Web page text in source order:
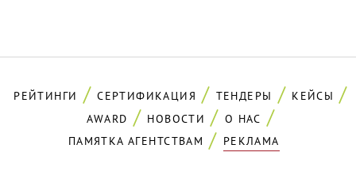
РЕЙТИНГИ СЕРТИФИКАЦИЯ ТЕНДЕРЫ
КЕЙСЫ
AWARD
НОВОСТИ
О НАС
ПАМЯТКА АГЕНТСТВАМ
РЕКЛАМА